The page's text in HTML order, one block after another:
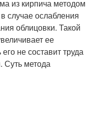
из кирпича методом
случае ослабления
облицовки. Такой
ее
не составит труда
Суть метода